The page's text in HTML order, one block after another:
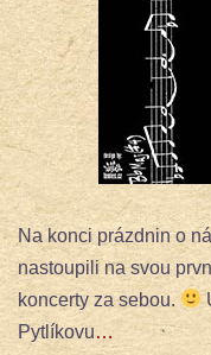
Na konci prázdnin o
nastoupili na svou
koncerty za sebou.
Pytlíkovu…